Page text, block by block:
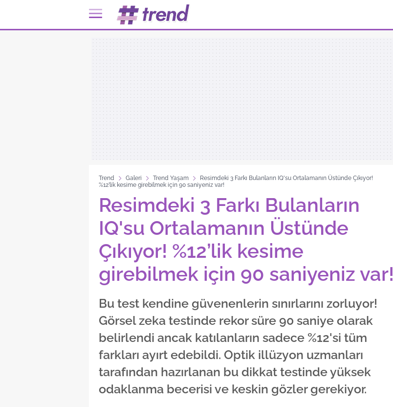
Trend Galeri Trend Yaşam
Resimdeki 3 Farkı Bulanların IQ'su Ortalamanın Üstünde Çıkıyor!
%12’lik kesime girebilmek için 90 saniyeniz var!
Resimdeki 3 Farkı Bulanların
IQ'su Ortalamanın Üstünde
Çıkıyor! %12’lik kesime
girebilmek için 90 saniyeniz var!
Bu test kendine güvenenlerin sınırlarını zorluyor!
Görsel zeka testinde rekor süre 90 saniye olarak
belirlendi ancak katılanların sadece %12'si tüm
farkları ayırt edebildi. Optik illüzyon uzmanları
tarafından hazırlanan bu dikkat testinde yüksek
odaklanma becerisi ve keskin gözler gerekiyor.